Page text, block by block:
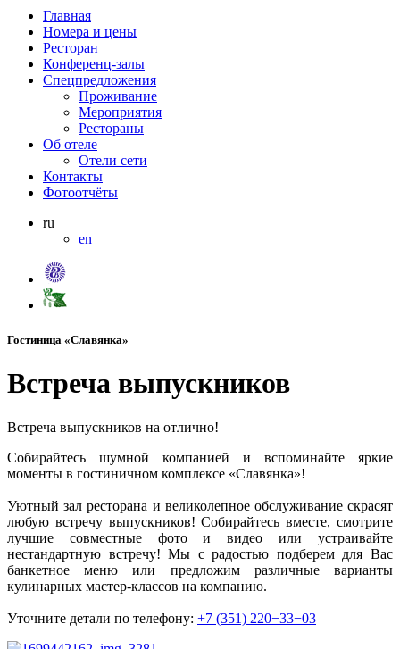
Главная
Номера и цены
Ресторан
Конференц-залы
Спецпредложения
Проживание
Мероприятия
Рестораны
Об отеле
Отели сети
Контакты
Фотоотчёты
ru
en
Гостиница «Славянка»
Встреча выпускников
Встреча выпускников на отлично!
Собирайтесь шумной компанией и вспоминайте яркие
моменты в гостиничном комплексе «Славянка»!
Уютный зал ресторана и великолепное обслуживание скрасят
любую встречу выпускников! Собирайтесь вместе, смотрите
лучшие совместные фото и видео или устраивайте
нестандартную встречу! Мы с радостью подберем для Вас
банкетное меню или предложим различные варианты
кулинарных мастер-классов на компанию.
Уточните детали по телефону: +7 (351) 220−33−03